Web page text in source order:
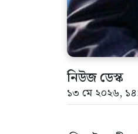
নিউজ ডেস্ক
১৩ মে ২০২৬,